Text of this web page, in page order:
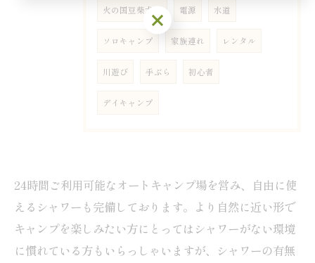
火の国豆柴犬舎 電源 水道
ソロキャンプ 家族連れ レンタル
川遊び 手ぶら 初心者
デイキャンプ
24時間ご利用可能なオートキャンプ場を営み、自由に使
えるシャワーも完備しております。より自然に近い形で
キャンプを楽しみたい方にとってはシャワーがない環境
に慣れている方もいらっしゃいますが、シャワーの有無
ご予約はこちら